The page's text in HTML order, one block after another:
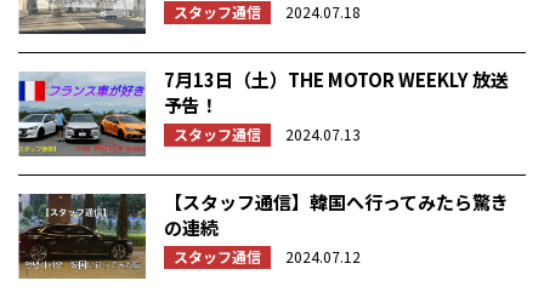
スタッフ通信 2024.07.18
7月13日（土）THE MOTOR WEEKLY 放送
予告！
スタッフ通信 2024.07.13
【スタッフ通信】韓国へ行ってみたら驚き
の連続
スタッフ通信 2024.07.12